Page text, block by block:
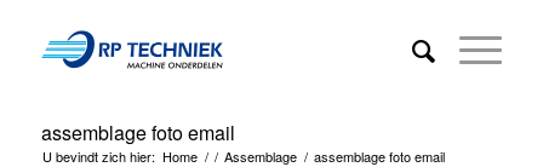
assemblage foto email
U bevindt zich hier: Home / / Assemblage / assemblage foto email